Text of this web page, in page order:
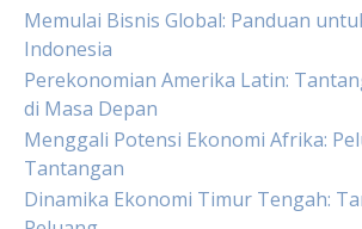
Memulai Bisnis Global: Panduan
Indonesia
Perekonomian Amerika Latin:
di Masa Depan
Menggali Potensi Ekonomi Afrika:
Tantangan
Dinamika Ekonomi Timur Tengah: